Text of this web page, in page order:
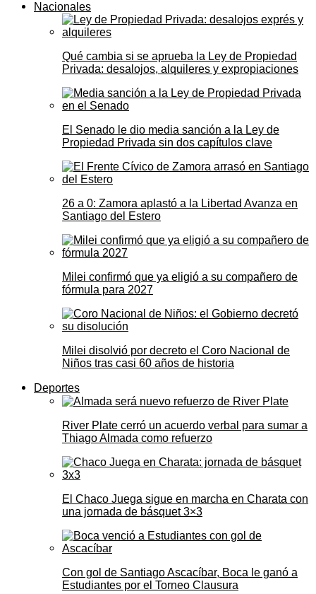
Nacionales
Qué cambia si se aprueba la Ley de Propiedad
Privada: desalojos, alquileres y expropiaciones
El Senado le dio media sanción a la Ley de
Propiedad Privada sin dos capítulos clave
26 a 0: Zamora aplastó a la Libertad Avanza en
Santiago del Estero
Milei confirmó que ya eligió a su compañero de
fórmula para 2027
Milei disolvió por decreto el Coro Nacional de
Niños tras casi 60 años de historia
Deportes
River Plate cerró un acuerdo verbal para sumar a
Thiago Almada como refuerzo
El Chaco Juega sigue en marcha en Charata con
una jornada de básquet 3×3
Con gol de Santiago Ascacíbar, Boca le ganó a
Estudiantes por el Torneo Clausura